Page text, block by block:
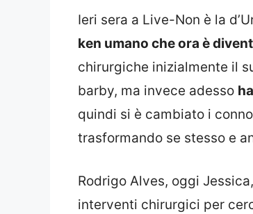
Ieri sera a Live-Non è la
ken umano che ora è
chirurgiche inizialmente il
barby, ma invece adesso
quindi si è cambiato i
trasformando se stesso e
Rodrigo Alves, oggi
interventi chirurgici per